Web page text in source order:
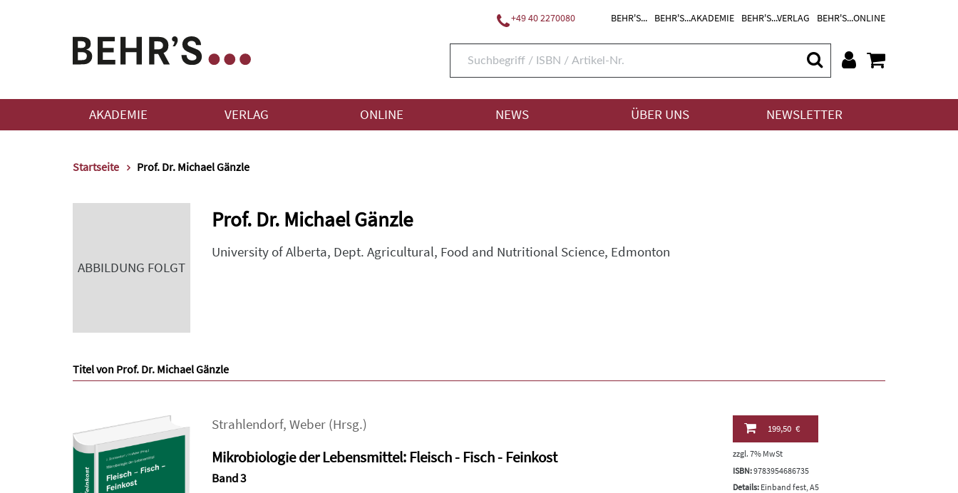
+49 40 2270080 BEHR'S... BEHR'S...AKADEMIE BEHR'S...VERLAG BEHR'S...ONLINE
AKADEMIE VERLAG ONLINE NEWS ÜBER UNS NEWSLETTER
Startseite Prof. Dr. Michael Gänzle
ABBILDUNG FOLGT
Prof. Dr. Michael Gänzle
University of Alberta, Dept. Agricultural, Food and Nutritional Science, Edmonton
Titel von Prof. Dr. Michael Gänzle
Strahlendorf, Weber (Hrsg.)
Mikrobiologie der Lebensmittel: Fleisch - Fisch - Feinkost
Band 3
199,50 €
zzgl. 7% MwSt
ISBN:9783954686735
Details: Einband fest, A5